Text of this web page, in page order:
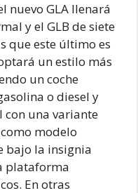
nuevo GLA llenará
y el GLB de siete
que este último es
un estilo más
un coche
o diesel y
una variante
modelo
bajo la insignia
plataforma
En otras